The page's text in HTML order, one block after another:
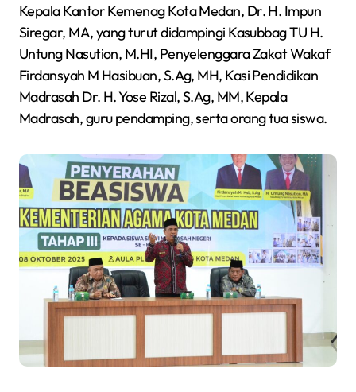
Kepala Kantor Kemenag Kota Medan, Dr. H. Impun
Siregar, MA, yang turut didampingi Kasubbag TU H.
Untung Nasution, M.HI, Penyelenggara Zakat Wakaf
Firdansyah M Hasibuan, S.Ag, MH, Kasi Pendidikan
Madrasah Dr. H. Yose Rizal, S.Ag, MM, Kepala
Madrasah, guru pendamping, serta orang tua siswa.